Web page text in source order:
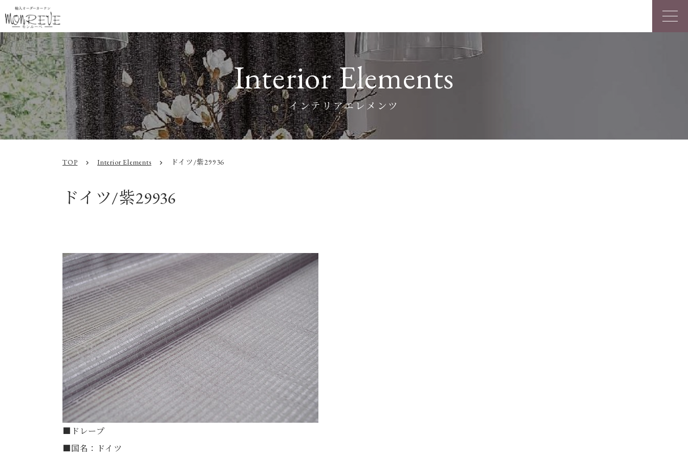
Interior Elements
インテリアエレメンツ
TOP chevron_right Interior Elements chevron_right ドイツ/紫29936
ドイツ/紫29936
■ドレープ
■国名：ドイツ